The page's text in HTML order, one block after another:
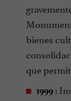
bienes
que
1999 :